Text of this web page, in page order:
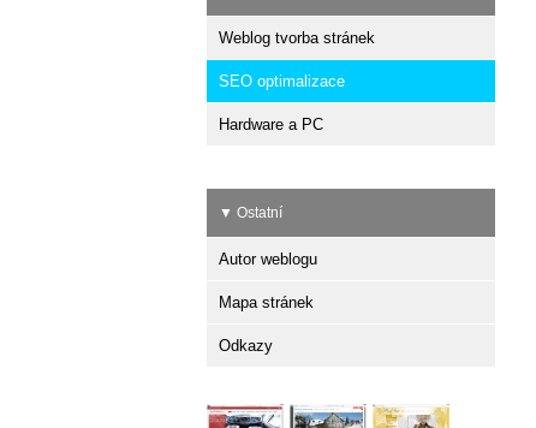
Weblog tvorba stránek
SEO optimalizace
Hardware a PC
▼ Ostatní
Autor weblogu
Mapa stránek
Odkazy